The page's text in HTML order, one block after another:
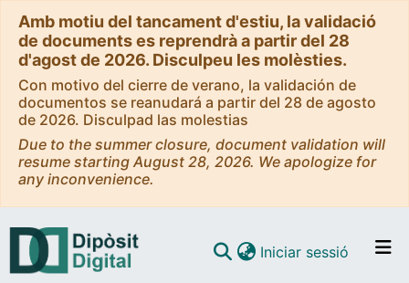
Amb motiu del tancament d'estiu, la validació
de documents es reprendrà a partir del 28
d'agost de 2026. Disculpeu les molèsties.
Con motivo del cierre de verano, la validación de
documentos se reanudará a partir del 28 de agosto
de 2026. Disculpad las molestias
Due to the summer closure, document validation will
resume starting August 28, 2026. We apologize for
any inconvenience.
Iniciar sessió (current)